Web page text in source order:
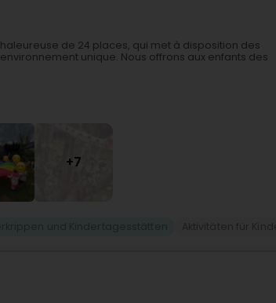
de 24 places, qui met à disposition des
unique. Nous offrons aux enfants des
+7